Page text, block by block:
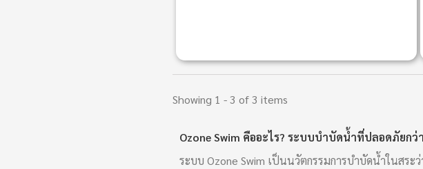
Showing 1 - 3 of 3 items
Ozone Swim คืออะไร? ระบบบำบัดน้ำที่ปลอดภัยกว่
ระบบ Ozone Swim เป็นนวัตกรรมการบำบัดน้ำในสระ